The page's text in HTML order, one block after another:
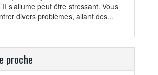
s’allume peut être stressant. Vous
divers problèmes, allant des...
proche